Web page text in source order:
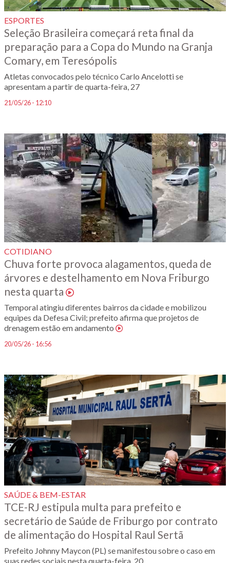
ESPORTES
Seleção Brasileira começará reta final da
preparação para a Copa do Mundo na Granja
Comary, em Teresópolis
Atletas convocados pelo técnico Carlo Ancelotti se
apresentam a partir de quarta-feira, 27
21/05/26 - 12:10
COTIDIANO
Chuva forte provoca alagamentos, queda de
árvores e destelhamento em Nova Friburgo
nesta quarta
Temporal atingiu diferentes bairros da cidade e mobilizou
equipes da Defesa Civil; prefeito afirma que projetos de
drenagem estão em andamento
20/05/26 - 16:56
SAÚDE & BEM-ESTAR
TCE-RJ estipula multa para prefeito e
secretário de Saúde de Friburgo por contrato
de alimentação do Hospital Raul Sertã
Prefeito Johnny Maycon (PL) se manifestou sobre o caso em
suas redes sociais nesta quarta-feira, 20